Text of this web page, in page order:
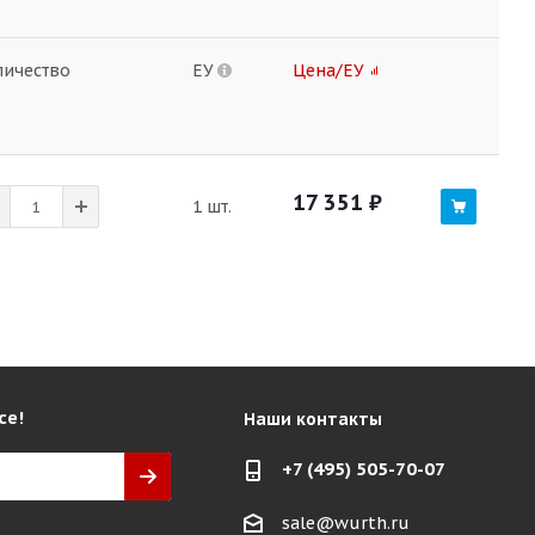
ЕУ Цена/ЕУ
1 шт. 17 351 ₽
Наши контакты
+7 (495) 505-70-07
sale@wurth.ru